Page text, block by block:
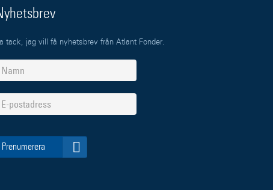
tack, jag vill få nyhetsbrev från Atlant Fonder.
Prenumerera